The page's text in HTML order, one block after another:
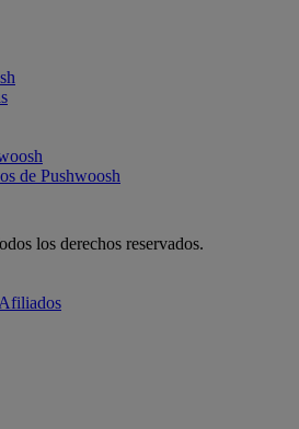
de Pushwoosh
los derechos reservados.